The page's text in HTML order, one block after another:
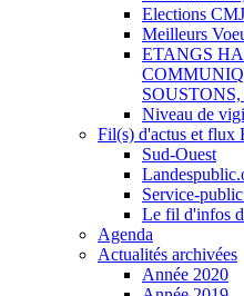
Elections
Meilleurs
ETANGS
Niveau de
Fil(s) d'actus et flux
Sud-Ouest
Service-
Le fil d'infos
Agenda
Actualités archivées
Année 2020